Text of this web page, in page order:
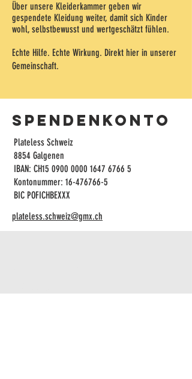
Über unsere Kleiderkammer geben wir
gespendete Kleidung weiter, damit sich Kinder
wohl, selbstbewusst und wertgeschätzt fühlen.
Echte Hilfe. Echte Wirkung. Direkt hier in unserer
Gemeinschaft.
SPENDENKONTO
Plateless Schweiz
8854 Galgenen
IBAN: CH15 0900 0000 1647 6766 5
Kontonummer: 16-476766-5
BIC POFICHBEXXX​
plateless.schweiz@gmx.ch